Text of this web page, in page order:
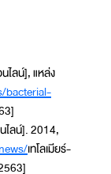
ไลน์], แหล่ง
bacterial-
ไลน์]. 2014,
เทโลเมียร์-